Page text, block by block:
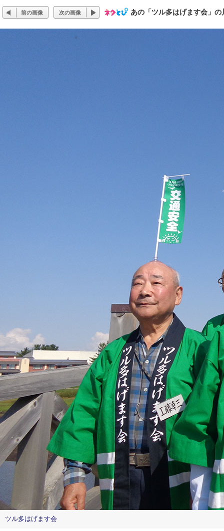
前の画像 次の画像 あの「ツル多はげます会」
ツル多はげます会